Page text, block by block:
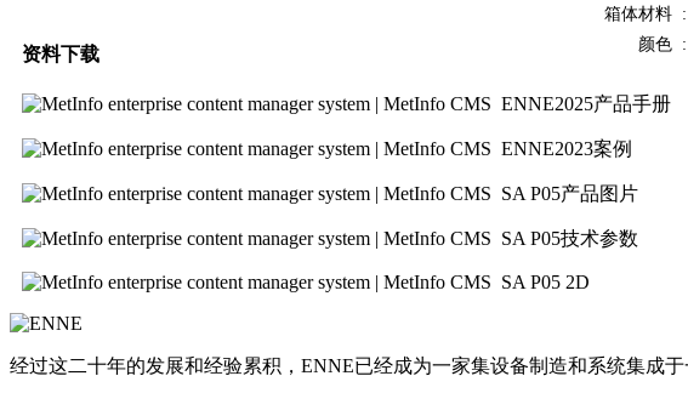
箱体材料 :
颜色 :
资料下载
ENNE2025产品手册
ENNE2023案例
SA P05产品图片
SA P05技术参数
SA P05 2D
经过这二十年的发展和经验累积，ENNE已经成为一家集设备制造和系统集成